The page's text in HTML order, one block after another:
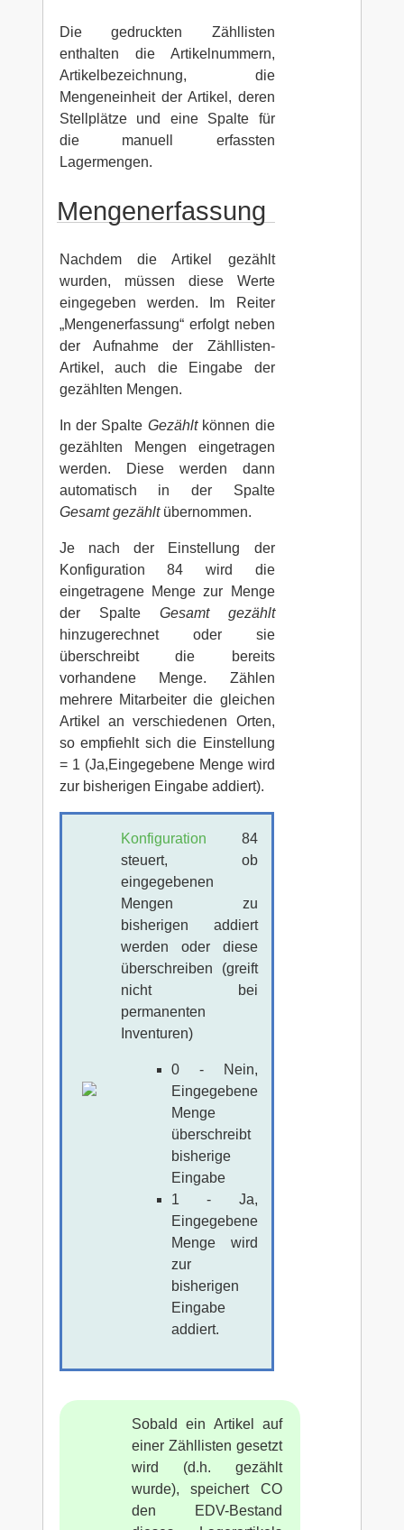
Die gedruckten Zähllisten
enthalten die Artikelnummern,
Artikelbezeichnung, die
Mengeneinheit der Artikel, deren
Stellplätze und eine Spalte für
die manuell erfassten
Lagermengen.
Mengenerfassung
Nachdem die Artikel gezählt
wurden, müssen diese Werte
eingegeben werden. Im Reiter
„Mengenerfassung“ erfolgt neben
der Aufnahme der Zähllisten-
Artikel, auch die Eingabe der
gezählten Mengen.
In der Spalte Gezähltkönnen die
gezählten Mengen eingetragen
werden. Diese werden dann
automatisch in der Spalte
Gesamt gezähltübernommen.
Je nach der Einstellung der
Konfiguration 84 wird die
eingetragene Menge zur Menge
der Spalte Gesamt gezählt
hinzugerechnet oder sie
überschreibt die bereits
vorhandene Menge. Zählen
mehrere Mitarbeiter die gleichen
Artikel an verschiedenen Orten,
so empfiehlt sich die Einstellung
= 1 (Ja,Eingegebene Menge wird
zur bisherigen Eingabe addiert).
Konfiguration 84
steuert, ob
eingegebenen
Mengen zu
bisherigen addiert
werden oder diese
überschreiben (greift
nicht bei
permanenten
Inventuren)
0 - Nein,
Eingegebene
Menge
überschreibt
bisherige
Eingabe
1 - Ja,
Eingegebene
Menge wird
zur
bisherigen
Eingabe
addiert.
Sobald ein Artikel auf
einer Zähllisten gesetzt
wird (d.h. gezählt
wurde), speichert CO
den EDV-Bestand